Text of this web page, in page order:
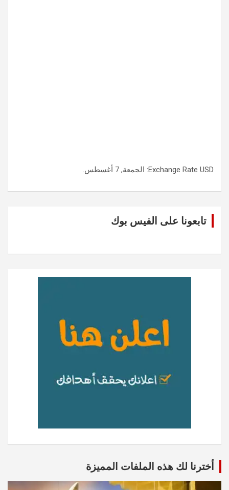
Exchange Rate USD : الجمعة, 7 أغسطس.
تابعونا على الفيس بوك
أخترنا لك هذه الملفات المميزة